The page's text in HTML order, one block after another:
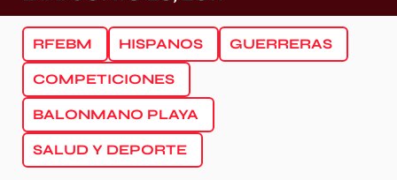
RFEBM HISPANOS GUERRERAS
COMPETICIONES
BALONMANO PLAYA
SALUD Y DEPORTE